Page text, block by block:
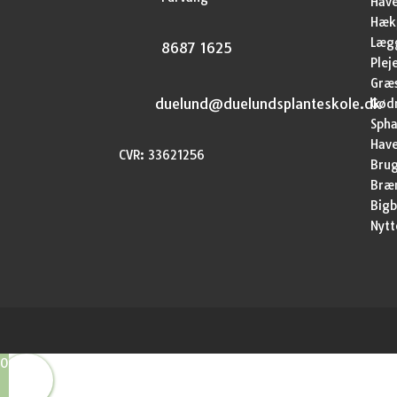
8687 1625
duelund@duelundsplanteskole.dk
CVR: 33621256
0